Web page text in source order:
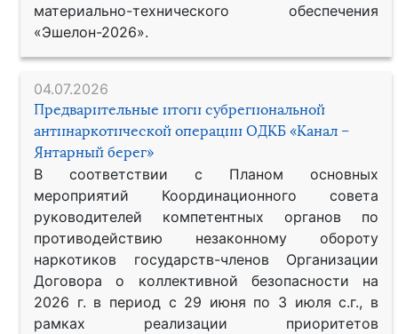
материально-технического обеспечения
«Эшелон-2026».
04.07.2026
Предварительные итоги субрегиональной
антинаркотической операции ОДКБ «Канал –
Янтарный берег»
В соответствии с Планом основных
мероприятий Координационного совета
руководителей компетентных органов по
противодействию незаконному обороту
наркотиков государств-членов Организации
Договора о коллективной безопасности на
2026 г. в период с 29 июня по 3 июля с.г., в
рамках реализации приоритетов